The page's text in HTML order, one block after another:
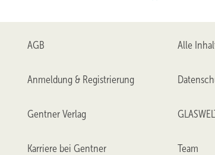
AGB Alle
Anmeldung & Registrierung
Gentner Verlag
Karriere bei Gentner Team